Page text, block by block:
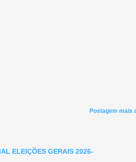
Postagem mais
ELEIÇÕES GERAIS 2026-